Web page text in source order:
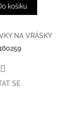
košíku
NA VRÁSKY
SE